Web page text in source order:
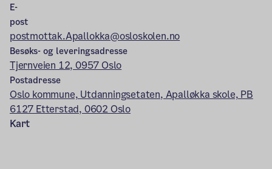
E-
post
postmottak.Apallokka@osloskolen.no
Besøks- og leveringsadresse
Tjernveien 12, 0957 Oslo
Postadresse
Oslo kommune, Utdanningsetaten, Apalløkka skole, PB
6127 Etterstad, 0602 Oslo
Kart